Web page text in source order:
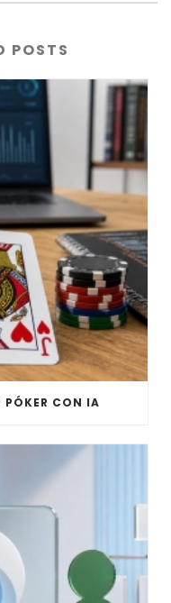
POSTS
PÓKER CON IA